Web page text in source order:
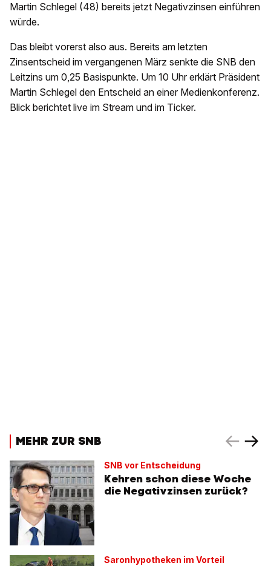
Martin Schlegel (48) bereits jetzt Negativzinsen einführen
würde.
Das bleibt vorerst also aus. Bereits am letzten
Zinsentscheid im vergangenen März senkte die SNB den
Leitzins um 0,25 Basispunkte. Um 10 Uhr erklärt Präsident
Martin Schlegel den Entscheid an einer Medienkonferenz.
Blick berichtet live im Stream und im Ticker.
MEHR ZUR SNB
SNB vor Entscheidung
Kehren schon diese Woche
die Negativzinsen zurück?
Saronhypotheken im Vorteil